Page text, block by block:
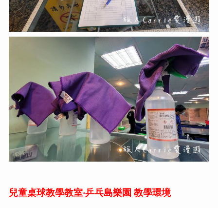
兒童桌球教學教室‧乒乓島樂園 教學環境